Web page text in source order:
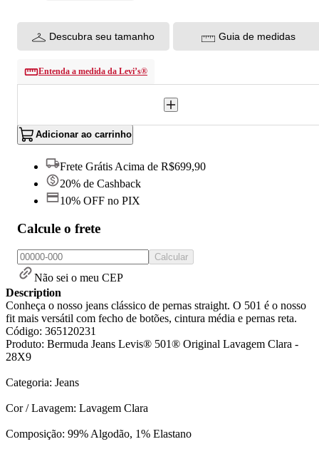
Descubra seu tamanho Guia de medidas
Entenda a medida da Levi’s®
Adicionar ao carrinho
Frete Grátis Acima de R$699,90
20% de Cashback
10% OFF no PIX
Calcule o frete
Calcular
Não sei o meu CEP
Description
Conheça o nosso jeans clássico de pernas straight. O 501 é o nosso
fit mais versátil com fecho de botões, cintura média e pernas reta.
Código: 365120231
Produto: Bermuda Jeans Levis® 501® Original Lavagem Clara -
28X9
Categoria: Jeans
Cor / Lavagem: Lavagem Clara
Composição: 99% Algodão, 1% Elastano